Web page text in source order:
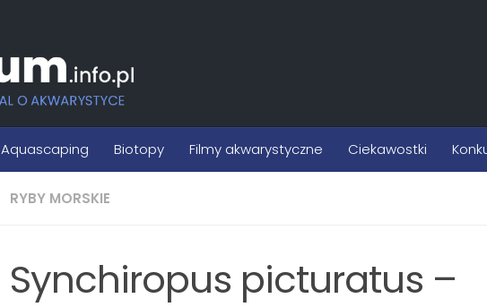
Aquascaping Biotopy Filmy akwarystyczne Ciekawostki
RYBY MORSKIE
Synchiropus picturatus –